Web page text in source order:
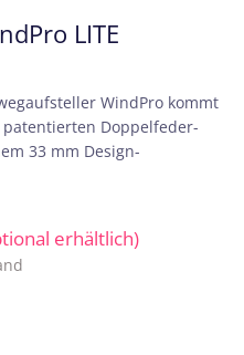
LITE
WindPro kommt
Doppelfeder-
33 mm Design-
erhältlich)